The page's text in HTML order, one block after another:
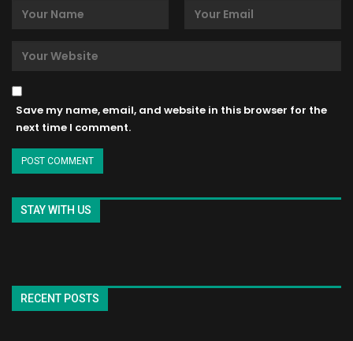
Save my name, email, and website in this browser for the
next time I comment.
STAY WITH US
RECENT POSTS